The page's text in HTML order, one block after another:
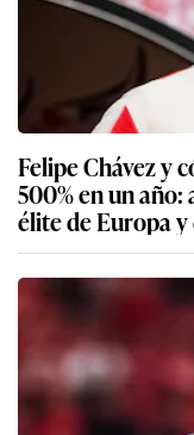
Felipe Chávez y
500% en un año:
élite de Europa